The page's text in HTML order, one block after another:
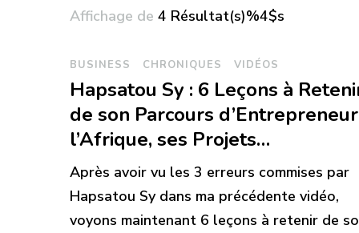
Affichage de 4 Résultat(s)%4$s
BUSINESS CHRONIQUES VIDÉOS
Hapsatou Sy : 6 Leçons à
de son Parcours
l’Afrique, ses Projets…
Après avoir vu les 3 erreurs commises par
Hapsatou Sy dans ma précédente vidéo,
voyons maintenant 6 leçons à retenir de